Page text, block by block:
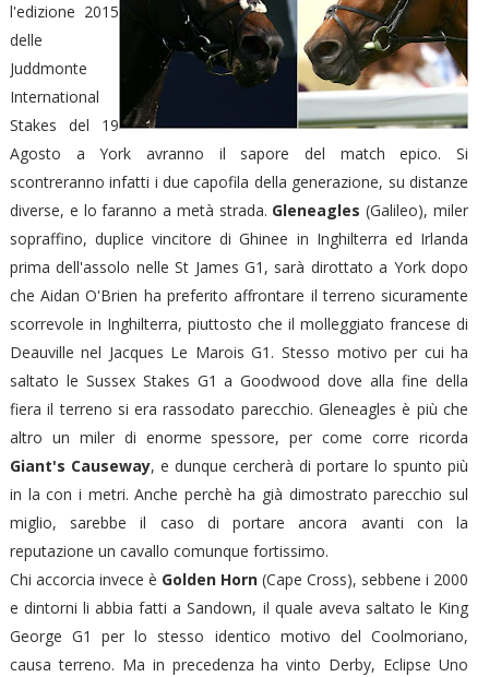
l'edizione 2015
delle
Juddmonte
International
Stakes del 19
Agosto a York avranno il sapore del match epico. Si
scontreranno infatti i due capofila della generazione, su distanze
diverse, e lo faranno a metà strada. Gleneagles(Galileo), miler
sopraffino, duplice vincitore di Ghinee in Inghilterra ed Irlanda
prima dell'assolo nelle St James G1, sarà dirottato a York dopo
che Aidan O'Brien ha preferito affrontare il terreno sicuramente
scorrevole in Inghilterra, piuttosto che il molleggiato francese di
Deauville nel Jacques Le Marois G1. Stesso motivo per cui ha
saltato le Sussex Stakes G1 a Goodwood dove alla fine della
fiera il terreno si era rassodato parecchio. Gleneagles è più che
altro un miler di enorme spessore, per come corre ricorda
Giant's Causeway, e dunque cercherà di portare lo spunto più
in la con i metri. Anche perchè ha già dimostrato parecchio sul
miglio, sarebbe il caso di portare ancora avanti con la
reputazione un cavallo comunque fortissimo.
Chi accorcia invece è Golden Horn (Cape Cross), sebbene i 2000
e dintorni li abbia fatti a Sandown, il quale aveva saltato le King
George G1 per lo stesso identico motivo del Coolmoriano,
causa terreno. Ma in precedenza ha vinto Derby, Eclipse Uno